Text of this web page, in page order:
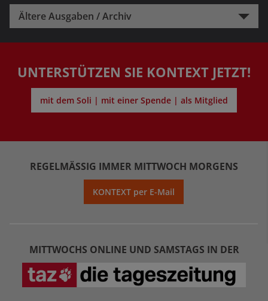
Ältere Ausgaben / Archiv
UNTERSTÜTZEN SIE KONTEXT JETZT!
mit dem Soli | mit einer Spende | als Mitglied
REGELMÄSSIG IMMER MITTWOCH MORGENS
KONTEXT per E-Mail
MITTWOCHS ONLINE UND SAMSTAGS IN DER